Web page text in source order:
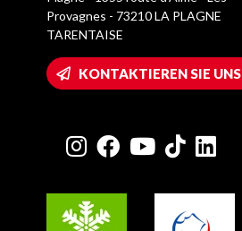
Provagnes - 73210 LA PLAGNE
TARENTAISE
KONTAKTIEREN SIE UNS